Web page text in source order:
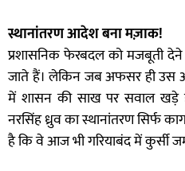
स्थानांतरण आदेश बना मज़ाक!
प्रशासनिक फेरबदल को मजबूती
जाते हैं। लेकिन जब अफसर ही उस
में शासन की साख पर सवाल खड़े
नरसिंह ध्रुव का स्थानांतरण सिर्फ
है कि वे आज भी गरियाबंद में कुर्सी